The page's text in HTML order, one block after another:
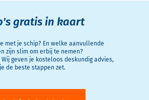
gratis in kaart
met je schip? En welke aanvullende
zijn slim om erbij te nemen?
geven je kosteloos deskundig advies,
de beste stappen zet.